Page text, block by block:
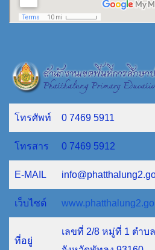
โทรศัพท์ 0 7469 5911
โทรสาร 0 7469 5912
E-MAIL
เว็บไซต์
ที่อยู่
เลขที่ 2/8 หมู่ที่ 1 ตำบ